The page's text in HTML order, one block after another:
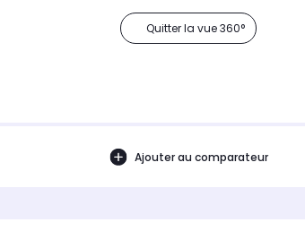
Quitter la vue 360°
Ajouter au comparateur